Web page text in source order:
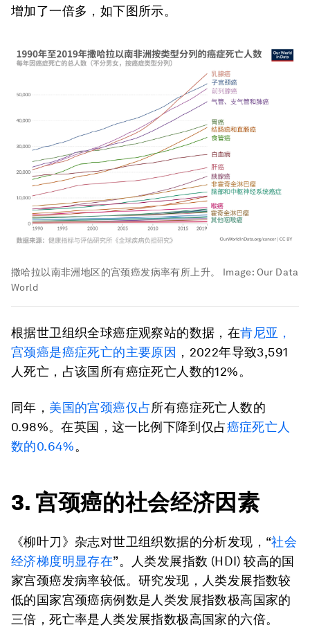
增加了一倍多，如下图所示。
撒哈拉以南非洲地区的宫颈癌发病率有所上升。 Image: Our Data
World
根据世卫组织全球癌症观察站的数据，在肯尼亚，
宫颈癌是癌症死亡的主要原因 ，2022年导致3,591
人死亡，占该国所有癌症死亡人数的12%。
同年， 美国的宫颈癌仅占所有癌症死亡人数的
0.98%。在英国，这一比例下降到仅占癌症死亡人
数的0.64%。
3. 宫颈癌的社会经济因素
《柳叶刀》杂志对世卫组织数据的分析发现，“社会
经济梯度明显存在”。人类发展指数 (HDI) 较高的国
家宫颈癌发病率较低。研究发现，人类发展指数较
低的国家宫颈癌病例数是人类发展指数极高国家的
三倍，死亡率是人类发展指数极高国家的六倍。